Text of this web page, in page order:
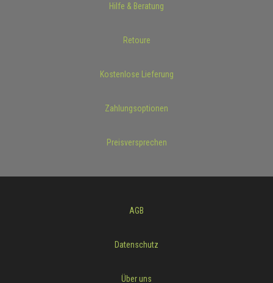
Hilfe & Beratung
Retoure
Kostenlose Lieferung
Zahlungsoptionen
Preisversprechen
AGB
Datenschutz
Über uns